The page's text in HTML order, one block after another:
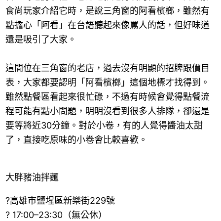
食尚玩家介紹它時，是說三角窗的阿看檳榔，雖然有
點擔心「阿看」在台語聽起來像罵人的話，但好味道
還是吸引了大家。
這間位在三角窗的老店，過去沒有明顯的招牌跟價目
表，大家都要認明「阿看檳榔」這個地標才找得到。
雖然點餐區看起來很忙碌，不過有時候會覺得點餐流
程可能有點小問題，明明沒看到很多人排隊，卻還是
要等將近30分鐘。對於小卷，有的人覺得醬油太甜
了，直接吃原味的小卷會比較喜歡。
大胖豬油拌麵
?高雄市鹽埕區新樂街229號
? 17:00–23:30（無公休）